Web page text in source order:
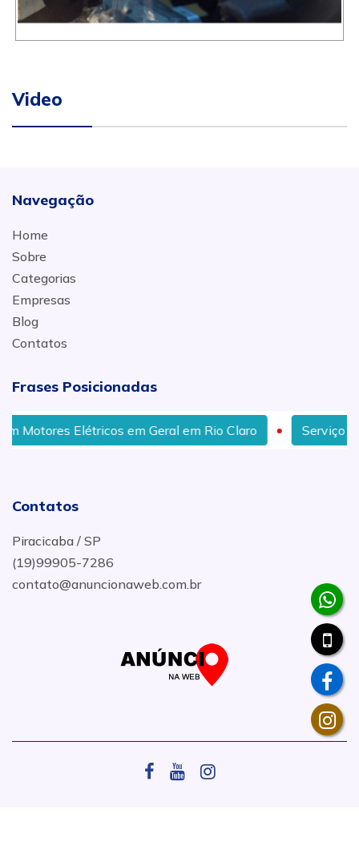
Video
Navegação
Home
Sobre
Categorias
Empresas
Blog
Contatos
Frases Posicionadas
Elétricos em Geral em Rio Claro Serviço de Reforma
Contatos
Piracicaba / SP
(19)99905-7286
contato@anuncionaweb.com.br